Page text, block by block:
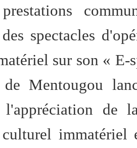
spectacles
sur son « E-
Mentougou
l'appréciation